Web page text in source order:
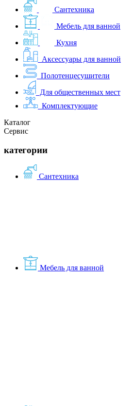
Сантехника
Мебель для ванной
Кухня
Аксессуары для ванной
Полотенцесушители
Для общественных мест
Комплектующие
Каталог
Сервис
категории
Сантехника
Мебель для ванной